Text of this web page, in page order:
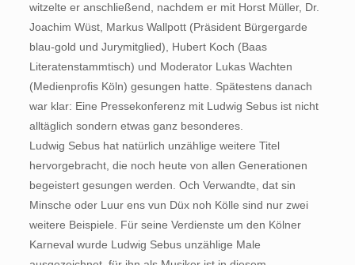
witzelte er anschließend, nachdem er mit Horst Müller, Dr.
Joachim Wüst, Markus Wallpott (Präsident Bürgergarde
blau-gold und Jurymitglied), Hubert Koch (Baas
Literatenstammtisch) und Moderator Lukas Wachten
(Medienprofis Köln) gesungen hatte. Spätestens danach
war klar: Eine Pressekonferenz mit Ludwig Sebus ist nicht
alltäglich sondern etwas ganz besonderes.
Ludwig Sebus hat natürlich unzählige weitere Titel
hervorgebracht, die noch heute von allen Generationen
begeistert gesungen werden. Och Verwandte, dat sin
Minsche oder Luur ens vun Düx noh Kölle sind nur zwei
weitere Beispiele. Für seine Verdienste um den Kölner
Karneval wurde Ludwig Sebus unzählige Male